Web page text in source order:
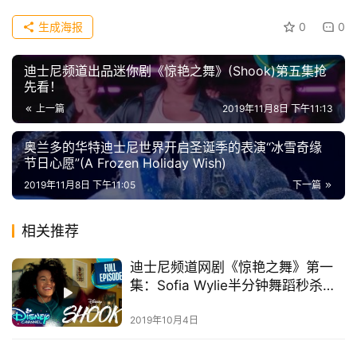
首
页
客
微
博
登录 注册
0 0
生成海报
迪士尼频道出品迷你剧《惊艳之舞》(Shook)第五集抢
先看！
上一篇 2019年11月8日 下午11:13
奥兰多的华特迪士尼世界开启圣诞季的表演“冰雪奇缘
节日心愿”(A Frozen Holiday Wish)
下一篇
2019年11月8日 下午11:05
相关推荐
迪士尼频道网剧《惊艳之舞》第一
集：Sofia Wylie半分钟舞蹈秒杀全
2019年10月4日